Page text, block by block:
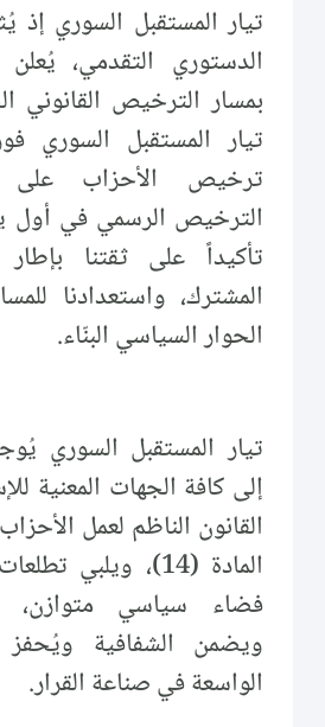
تيار المستقبل السوري إذ
الدستوري التقدمي، يُعلن
بمسار الترخيص القانوني
تيار المستقبل السوري
ترخيص الأحزاب
الترخيص الرسمي في أول
تأكيداً على ثقتنا
المشترك، واستعدادنا
الحوار السياسي البنّاء.
تيار المستقبل السوري
إلى كافة الجهات المعنية
القانون الناظم لعمل
المادة (14)، ويلبي
فضاء سياسي متوازن،
ويضمن الشفافية ويُحفز
الواسعة في صناعة القرار.